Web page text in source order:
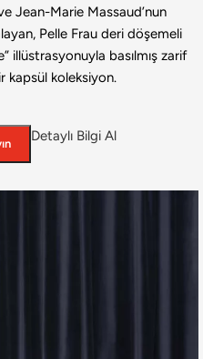
Jean-Marie Massaud’nun
Pelle Frau deri döşemeli
illüstrasyonuyla basılmış zarif
kapsül koleksiyon.
Detaylı Bilgi Al